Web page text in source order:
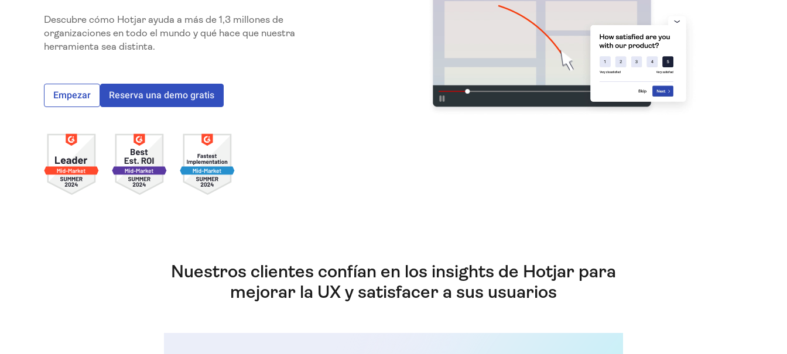
Descubre cómo Hotjar ayuda a más de 1,3 millones de
organizaciones en todo el mundo y qué hace que nuestra
herramienta sea distinta.
Empezar Reserva una demo gratis
Nuestros clientes confían en los insights de Hotjar para
mejorar la UX y satisfacer a sus usuarios